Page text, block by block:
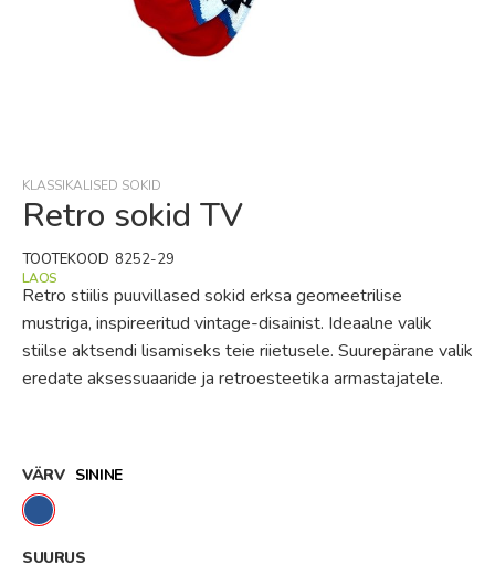
of
the
gallery
KLASSIKALISED SOKID
Retro sokid TV
Retro stiilis puuvillased sokid erksa geomeetrilise
mustriga, inspireeritud vintage-disainist. Ideaalne valik
stiilse aktsendi lisamiseks teie riietusele. Suurepärane valik
eredate aksessuaaride ja retroesteetika armastajatele.
LAOS
TOOTEKOOD 8252-29
VÄRV SININE
SUURUS